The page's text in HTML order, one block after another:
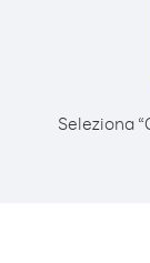
Seleziona